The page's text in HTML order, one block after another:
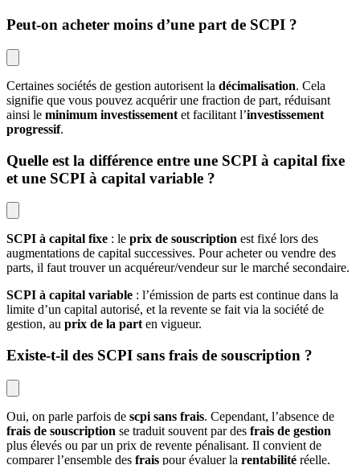
Peut-on acheter moins d’une part de SCPI ?
Certaines sociétés de gestion autorisent la décimalisation. Cela
signifie que vous pouvez acquérir une fraction de part, réduisant
ainsi le minimum investissement et facilitant l’investissement
progressif.
Quelle est la différence entre une SCPI à capital fixe
et une SCPI à capital variable ?
SCPI à capital fixe : le prix de souscription est fixé lors des
augmentations de capital successives. Pour acheter ou vendre des
parts, il faut trouver un acquéreur/vendeur sur le marché secondaire.
SCPI à capital variable : l’émission de parts est continue dans la
limite d’un capital autorisé, et la revente se fait via la société de
gestion, au prix de la part en vigueur.
Existe-t-il des SCPI sans frais de souscription ?
Oui, on parle parfois de scpi sans frais. Cependant, l’absence de
frais de souscription se traduit souvent par des frais de gestion
plus élevés ou par un prix de revente pénalisant. Il convient de
comparer l’ensemble des frais pour évaluer la rentabilité réelle.